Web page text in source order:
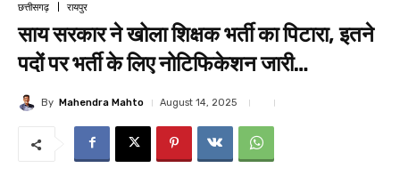
छत्तीसगढ़ रायपुर
साय सरकार ने खोला शिक्षक भर्ती का पिटारा, इतने
पदों पर भर्ती के लिए नोटिफिकेशन जारी…
By Mahendra Mahto August 14, 2025